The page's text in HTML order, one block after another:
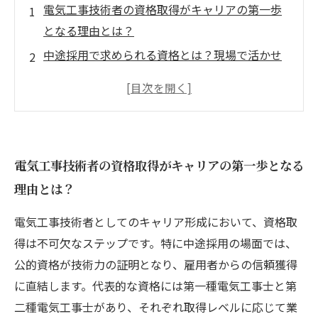
電気工事技術者の資格取得がキャリアの第一歩
となる理由とは？
中途採用で求められる資格とは？現場で活かせ
資格取得後に待つ挑戦：実務経験を積みながら
活用と自己成長戦略
長期的に安定した電気工事技術者として活躍す
るためのキャリア形成術
求人市場で輝く！電気工事技術者に求められる
最新資格トレンド
転職成功のカギはここにある！電気工事業界で
実践すべきキャリア戦略
電気工事技術者の資格取得がキャリアの第一歩となる
理由とは？
電気工事技術者としてのキャリア形成において、資格取
得は不可欠なステップです。特に中途採用の場面では、
公的資格が技術力の証明となり、雇用者からの信頼獲得
に直結します。代表的な資格には第一種電気工事士と第
二種電気工事士があり、それぞれ取得レベルに応じて業